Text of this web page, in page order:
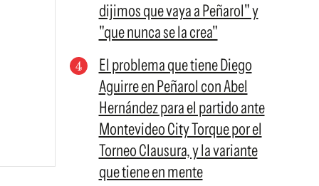
dijimos que vaya a Peñarol" y
"que nunca se la crea"
El problema que tiene Diego
Aguirre en Peñarol con Abel
Hernández para el partido ante
Montevideo City Torque por el
Torneo Clausura, y la variante
que tiene en mente